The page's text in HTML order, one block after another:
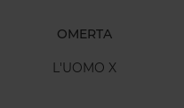
OMERTA
L'UOMO X